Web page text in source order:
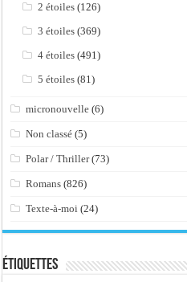
2 étoiles (126)
3 étoiles (369)
4 étoiles (491)
5 étoiles (81)
micronouvelle (6)
Non classé (5)
Polar / Thriller(73)
Romans (826)
Texte-à-moi (24)
Étiquettes